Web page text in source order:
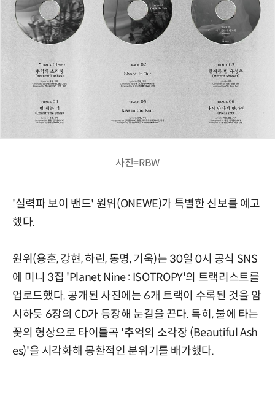
사진=RBW
'실력파 보이 밴드' 원위(ONEWE)가 특별한 신보를 예고
했다.
원위(용훈, 강현, 하린, 동명, 기욱)는 30일 0시 공식 SNS
에 미니 3집 'Planet Nine : ISOTROPY'의 트랙리스트를
업로드했다. 공개된 사진에는 6개 트랙이 수록된 것을 암
시하듯 6장의 CD가 등장해 눈길을 끈다. 특히, 불에 타는
꽃의 형상으로 타이틀곡 '추억의 소각장 (Beautiful Ash
es)'을 시각화해 몽환적인 분위기를 배가했다.